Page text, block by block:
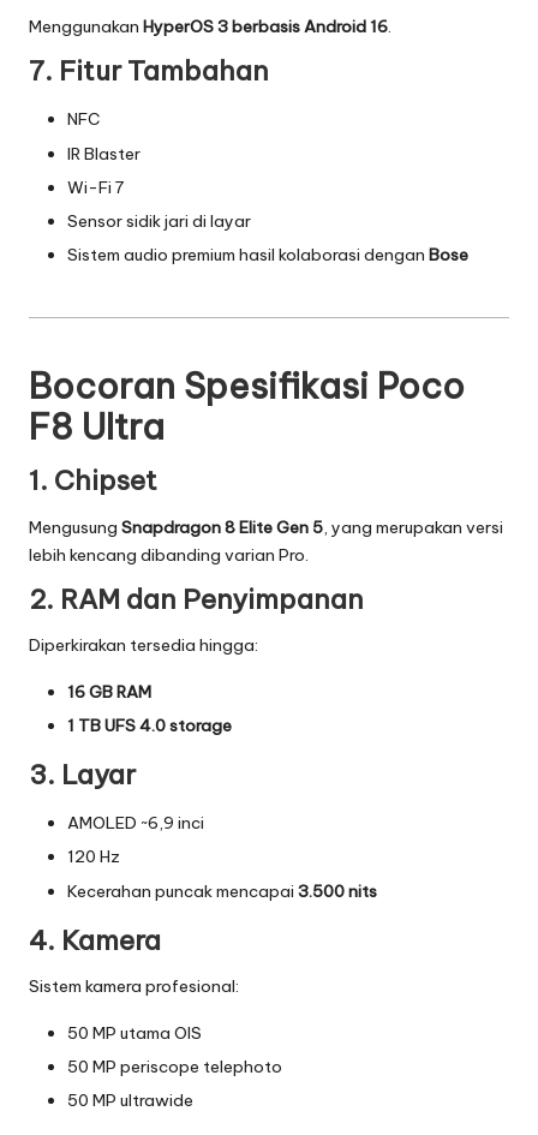
Menggunakan HyperOS3 berbasis Android 16.
7. Fitur Tambahan
NFC
IR Blaster
Wi-Fi 7
Sensor sidik jari di layar
Sistem audio premium hasil kolaborasi dengan Bose
Bocoran Spesifikasi Poco
F8 Ultra
1. Chipset
Mengusung Snapdragon 8 Elite Gen 5, yang merupakan versi
lebih kencang dibanding varian Pro.
2. RAM dan Penyimpanan
Diperkirakan tersedia hingga:
16 GB RAM
1 TB UFS 4.0 storage
3. Layar
AMOLED ~6,9 inci
120 Hz
Kecerahan puncak mencapai 3.500 nits
4. Kamera
Sistem kamera profesional:
50 MP utama OIS
50 MP periscope telephoto
50 MP ultrawide